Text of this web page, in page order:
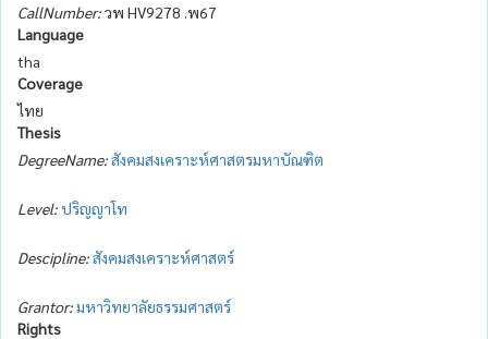
CallNumber:วพ HV9278 .พ67
Language
tha
Coverage
ไทย
Thesis
DegreeName:สังคมสงเคราะห์ศาสตรมหาบัณฑิต
Level:ปริญญาโท
Descipline:สังคมสงเคราะห์ศาสตร์
Grantor:มหาวิทยาลัยธรรมศาสตร์
Rights